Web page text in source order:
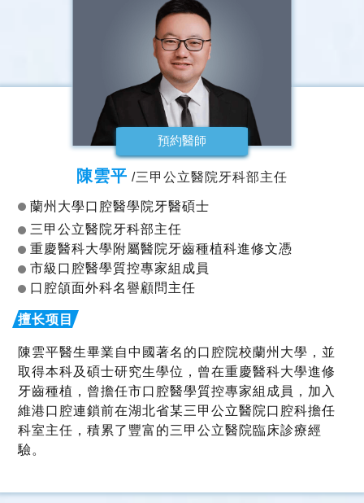
預約醫師
陳雲平 /三甲公立醫院牙科部主任
蘭州大學口腔醫學院牙醫碩士
三甲公立醫院牙科部主任
重慶醫科大學附屬醫院牙齒種植科進修文憑
市級口腔醫學質控專家組成員
口腔頜面外科名譽顧問主任
陳雲平醫生畢業自中國著名的口腔院校蘭州大學，並
取得本科及碩士研究生學位，曾在重慶醫科大學進修
牙齒種植，曾擔任市口腔醫學質控專家組成員，加入
維港口腔連鎖前在湖北省某三甲公立醫院口腔科擔任
科室主任，積累了豐富的三甲公立醫院臨床診療經
驗。